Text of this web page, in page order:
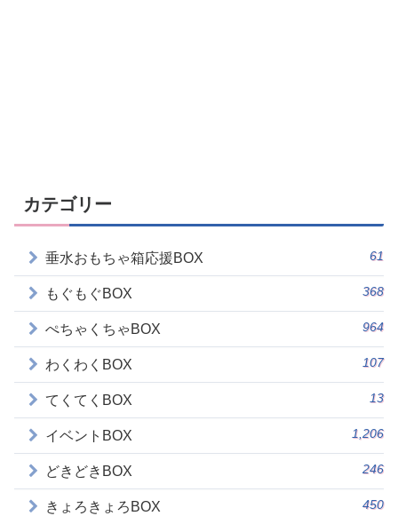
カテゴリー
垂水おもちゃ箱応援BOX 61
もぐもぐBOX 368
ぺちゃくちゃBOX 964
わくわくBOX 107
てくてくBOX 13
イベントBOX 1,206
どきどきBOX 246
きょろきょろBOX 450